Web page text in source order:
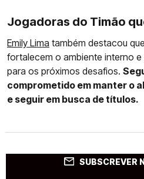
Jogadoras do Timão
Emily Lima também destacou
fortalecem o ambiente interno
para os próximos desafios.
comprometido em manter o
e seguir em busca de títulos.
SUBSCREVER